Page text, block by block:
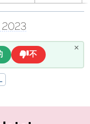
2023
不
×